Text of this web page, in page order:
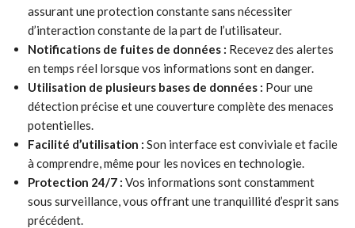
assurant une protection constante sans nécessiter
d’interaction constante de la part de l’utilisateur.
Notifications de fuites de données : Recevez des alertes
en temps réel lorsque vos informations sont en danger.
Utilisation de plusieurs bases de données : Pour une
détection précise et une couverture complète des menaces
potentielles.
Facilité d’utilisation : Son interface est conviviale et facile
à comprendre, même pour les novices en technologie.
Protection 24/7 : Vos informations sont constamment
sous surveillance, vous offrant une tranquillité d’esprit sans
précédent.